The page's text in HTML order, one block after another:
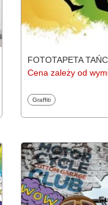
FOTOTAPETA
Cena zależy od
Fototapety
Graffiti